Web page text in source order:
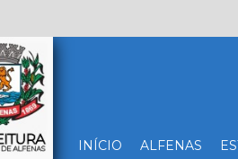
INÍCIO ALFENAS